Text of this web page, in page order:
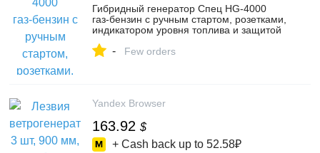
Гибридный генератор Спец HG-4000
газ‑бензин с ручным стартом, розетками,
индикатором уровня топлива и защитой
ВсеИнструменты.ру на Яндекс Маркете,
- Few orders
Yandex Browser
163.92 $
+ Cash back up to 52.58₽